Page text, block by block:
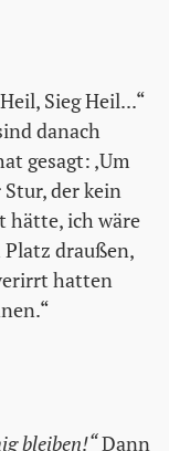
Sieg Heil...“
danach
gesagt: ,Um
der kein
hätte, ich wäre
draußen,
hatten
bleiben!“Dann